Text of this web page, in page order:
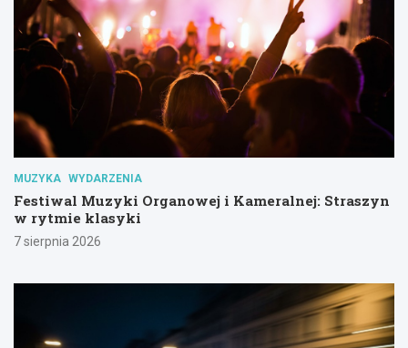
MUZYKA WYDARZENIA
Festiwal Muzyki Organowej i Kameralnej: Straszyn
w rytmie klasyki
7 sierpnia 2026